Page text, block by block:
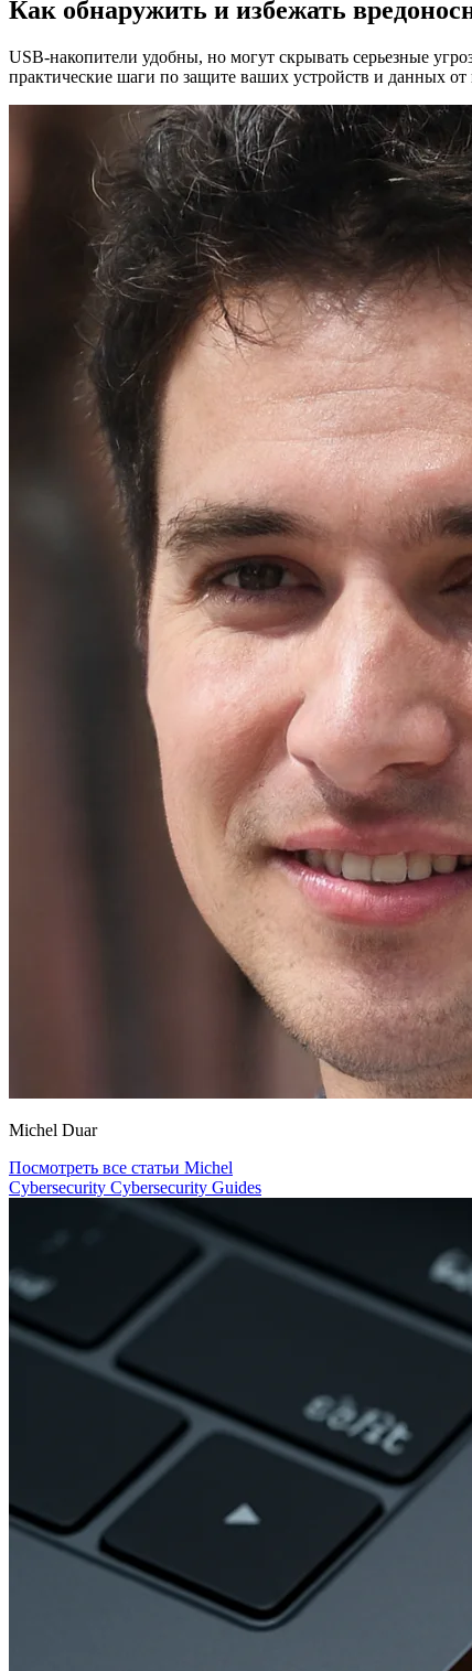
Как обнаружить и избежать
USB-накопители удобны, но могут скрывать серьезные
практические шаги по защите ваших устройств и данных от
Michel Duar
Посмотреть все статьи Michel
Cybersecurity Cybersecurity Guides